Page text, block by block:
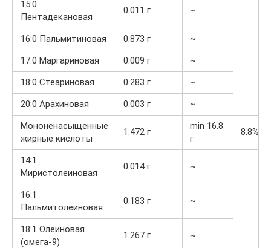
15:0
Пентадекановая
0.011 г ~
16:0 Пальмитиновая 0.873 г
~
17:0 Маргариновая
0.009 г
~
18:0 Стеариновая
0.283 г
~
20:0 Арахиновая
0.003 г
~
Мононенасыщенные
жирные кислоты
1.472 г
min 16.8
г
8.8%
14:1
Миристолеиновая
0.014 г ~
16:1
Пальмитолеиновая
0.183 г ~
18:1 Олеиновая
(омега-9)
1.267 г ~